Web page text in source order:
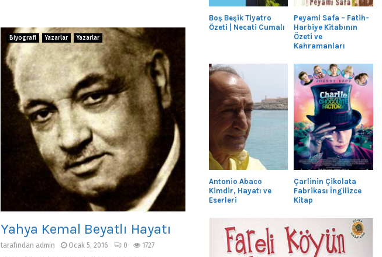
Biyografi Yazarlar Yazarlar
Yahya Kemal Beyatlı Hayatı
tarafından admin Ocak 5, 2016 0 1727
Boş Beşik Tiyatro
Özeti | Necati Cumalı
Peyami Safa – Fatih-
Harbiye Kitabının
Özeti ve
Kahramanları
Antonio Abaco
Kimdir, Hayatı ve
Eserleri
Çarlinin Çikolata
Fabrikası İngilizce
Kitap